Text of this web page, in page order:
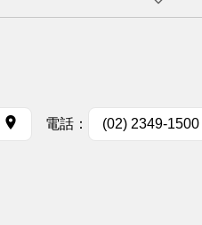
電話： (02) 2349-1500